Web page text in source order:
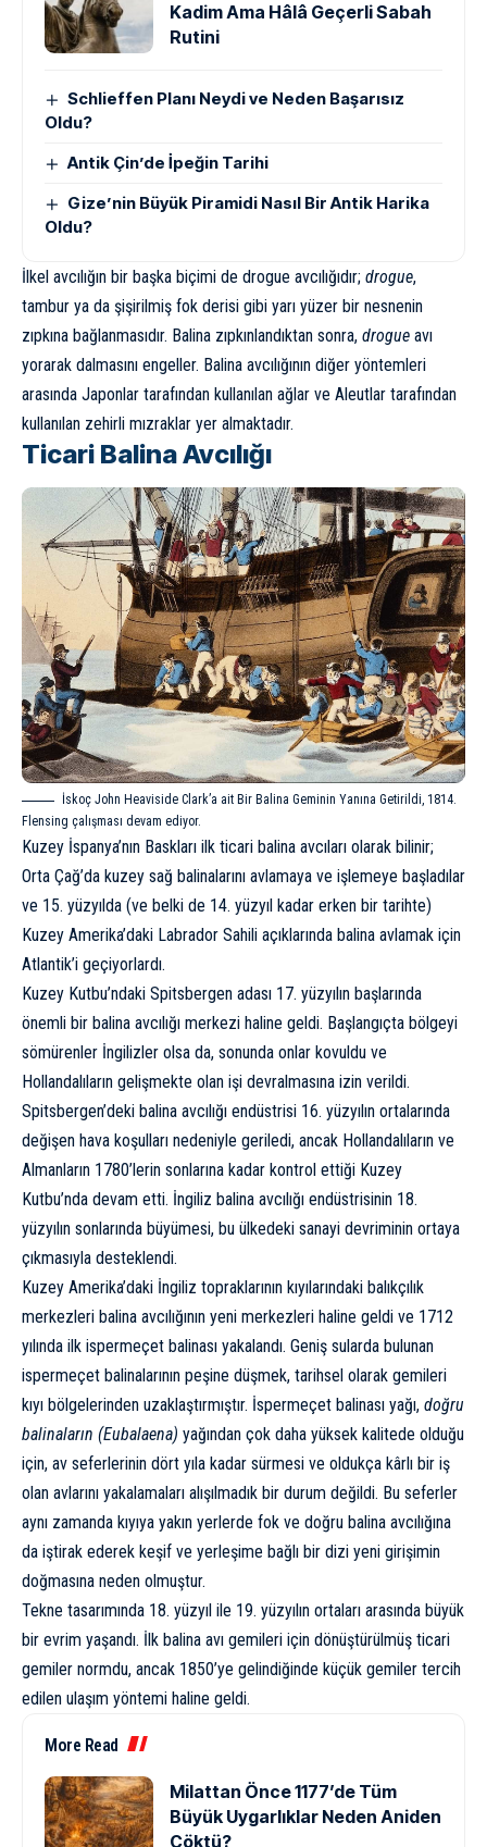
Kadim Ama Hâlâ Geçerli Sabah
Rutini
Schlieffen Planı Neydi ve Neden Başarısız
Oldu?
Antik Çin’de İpeğin Tarihi
Gize’nin Büyük Piramidi Nasıl Bir Antik Harika
Oldu?
İlkel avcılığın bir başka biçimi de drogue avcılığıdır; drogue,
tambur ya da şişirilmiş fok derisi gibi yarı yüzer bir nesnenin
zıpkına bağlanmasıdır. Balina zıpkınlandıktan sonra, drogue avı
yorarak dalmasını engeller. Balina avcılığının diğer yöntemleri
arasında Japonlar tarafından kullanılan ağlar ve Aleutlar tarafından
kullanılan zehirli mızraklar yer almaktadır.
Ticari Balina Avcılığı
İskoç John Heaviside Clark’a ait Bir Balina Geminin Yanına Getirildi, 1814.
Flensing çalışması devam ediyor.
Kuzey İspanya’nın Baskları ilk ticari balina avcıları olarak bilinir;
Orta Çağ’da kuzey sağ balinalarını avlamaya ve işlemeye başladılar
ve 15. yüzyılda (ve belki de 14. yüzyıl kadar erken bir tarihte)
Kuzey Amerika’daki Labrador Sahili açıklarında balina avlamak için
Atlantik’i geçiyorlardı.
Kuzey Kutbu’ndaki Spitsbergen adası 17. yüzyılın başlarında
önemli bir balina avcılığı merkezi haline geldi. Başlangıçta bölgeyi
sömürenler İngilizler olsa da, sonunda onlar kovuldu ve
Hollandalıların gelişmekte olan işi devralmasına izin verildi.
Spitsbergen’deki balina avcılığı endüstrisi 16. yüzyılın ortalarında
değişen hava koşulları nedeniyle geriledi, ancak Hollandalıların ve
Almanların 1780’lerin sonlarına kadar kontrol ettiği Kuzey
Kutbu’nda devam etti. İngiliz balina avcılığı endüstrisinin 18.
yüzyılın sonlarında büyümesi, bu ülkedeki sanayi devriminin ortaya
çıkmasıyla desteklendi.
Kuzey Amerika’daki İngiliz topraklarının kıyılarındaki balıkçılık
merkezleri balina avcılığının yeni merkezleri haline geldi ve 1712
yılında ilk ispermeçet balinası yakalandı. Geniş sularda bulunan
ispermeçet balinalarının peşine düşmek, tarihsel olarak gemileri
kıyı bölgelerinden uzaklaştırmıştır. İspermeçet balinası yağı, doğru
balinaların (Eubalaena) yağından çok daha yüksek kalitede olduğu
için, av seferlerinin dört yıla kadar sürmesi ve oldukça kârlı bir iş
olan avlarını yakalamaları alışılmadık bir durum değildi. Bu seferler
aynı zamanda kıyıya yakın yerlerde fok ve doğru balina avcılığına
da iştirak ederek keşif ve yerleşime bağlı bir dizi yeni girişimin
doğmasına neden olmuştur.
Tekne tasarımında 18. yüzyıl ile 19. yüzyılın ortaları arasında büyük
bir evrim yaşandı. İlk balina avı gemileri için dönüştürülmüş ticari
gemiler normdu, ancak 1850’ye gelindiğinde küçük gemiler tercih
edilen ulaşım yöntemi haline geldi.
More Read
Milattan Önce 1177’de Tüm
Büyük Uygarlıklar Neden Aniden
Çöktü?